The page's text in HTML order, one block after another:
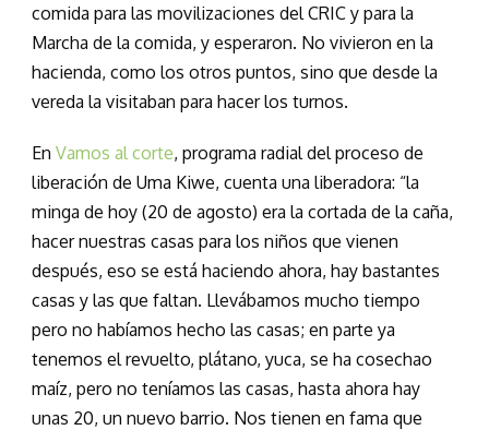
comida para las movilizaciones del CRIC y para la
Marcha de la comida, y esperaron. No vivieron en la
hacienda, como los otros puntos, sino que desde la
vereda la visitaban para hacer los turnos.
En Vamos al corte, programa radial del proceso de
liberación de Uma Kiwe, cuenta una liberadora: “la
minga de hoy (20 de agosto) era la cortada de la caña,
hacer nuestras casas para los niños que vienen
después, eso se está haciendo ahora, hay bastantes
casas y las que faltan. Llevábamos mucho tiempo
pero no habíamos hecho las casas; en parte ya
tenemos el revuelto, plátano, yuca, se ha cosechao
maíz, pero no teníamos las casas, hasta ahora hay
unas 20, un nuevo barrio. Nos tienen en fama que